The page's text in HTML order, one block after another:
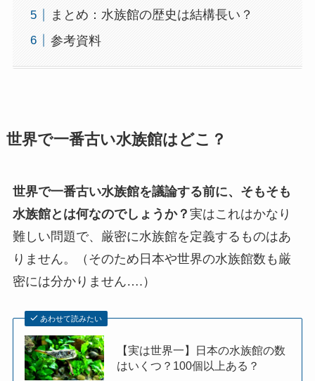
まとめ：水族館の歴史は結構長い？
参考資料
世界で一番古い水族館はどこ？
世界で一番古い水族館を議論する前に、そもそも
水族館とは何なのでしょうか？ 実はこれはかなり
難しい問題で、厳密に水族館を定義するものはあ
りません。（そのため日本や世界の水族館数も厳
密には分かりません….）
あわせて読みたい
【実は世界一】日本の水族館の数
はいくつ？100個以上ある？